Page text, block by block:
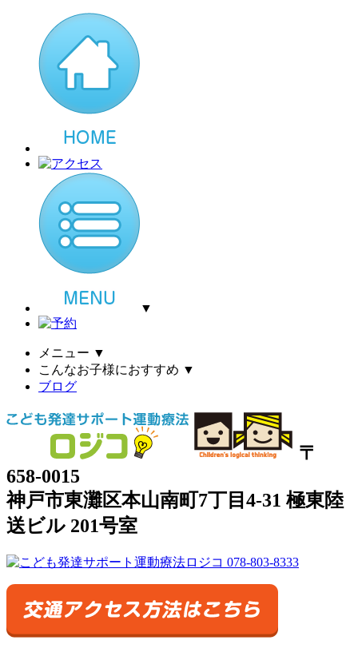
▼
メニュー ▼
こんなお子様におすすめ ▼
ブログ
〒
658-0015
神戸市東灘区本山南町7丁目4-31 極東陸
送ビル 201号室